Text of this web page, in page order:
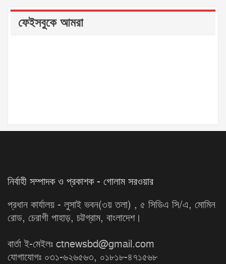
ফেইসবুকে আমরা
নির্বাহী সম্পাদক ও প্রকাশক - গোলাম সরওয়ার
প্রধান কার্যালয় - লুসাই ভবন(৩য় তলা) , ৫ সিডিএ সি/এ, মোমিন
রোড, চেরাগী পাহাড়, চট্টগ্রাম, বাংলাদেশ।
বার্তা ই-মেইলঃ ctnewsbd@gmail.com
যোগাযোগঃ ০৩১-৬২৬৫৬৩, ০১৮১৮-৪৭১৫৬৮